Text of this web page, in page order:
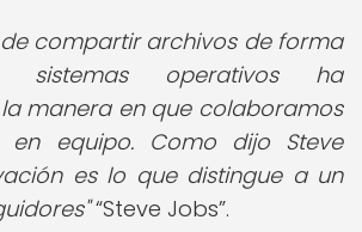
compartir archivos de forma
sistemas operativos ha
manera en que colaboramos
en equipo. Como dijo Steve
es lo que distingue a un
Steve Jobs .